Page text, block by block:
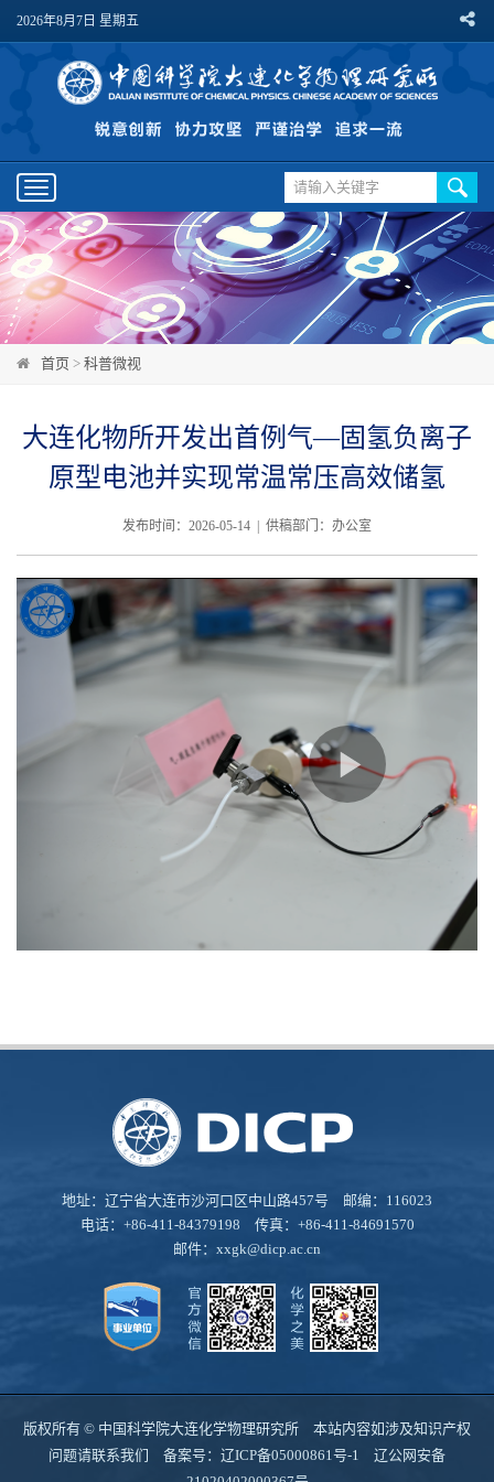
2026年8月7日 星期五
Toggle
navigation
首页 > 科普微视
大连化物所开发出首例气—固氢负离子
原型电池并实现常温常压高效储氢
发布时间：2026-05-14 | 供稿部门：办公室
地址：辽宁省大连市沙河口区中山路457号 邮编：116023
电话：+86-411-84379198 传真：+86-411-84691570
邮件： xxgk@dicp.ac.cn
版权所有 © 中国科学院大连化学物理研究所 本站内容如涉及知识产权
问题请联系我们 备案号： 辽ICP备05000861号-1
辽公网安备